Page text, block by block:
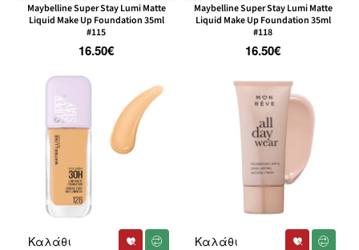
Maybelline Super Stay Lumi Matte
Liquid Make Up Foundation 35ml
#115
16.50€
Maybelline Super Stay Lumi Matte
Liquid Make Up Foundation 35ml
#118
16.50€
Καλάθι Καλάθι